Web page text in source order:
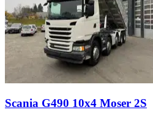
Scania G490 10x4 Moser 2S